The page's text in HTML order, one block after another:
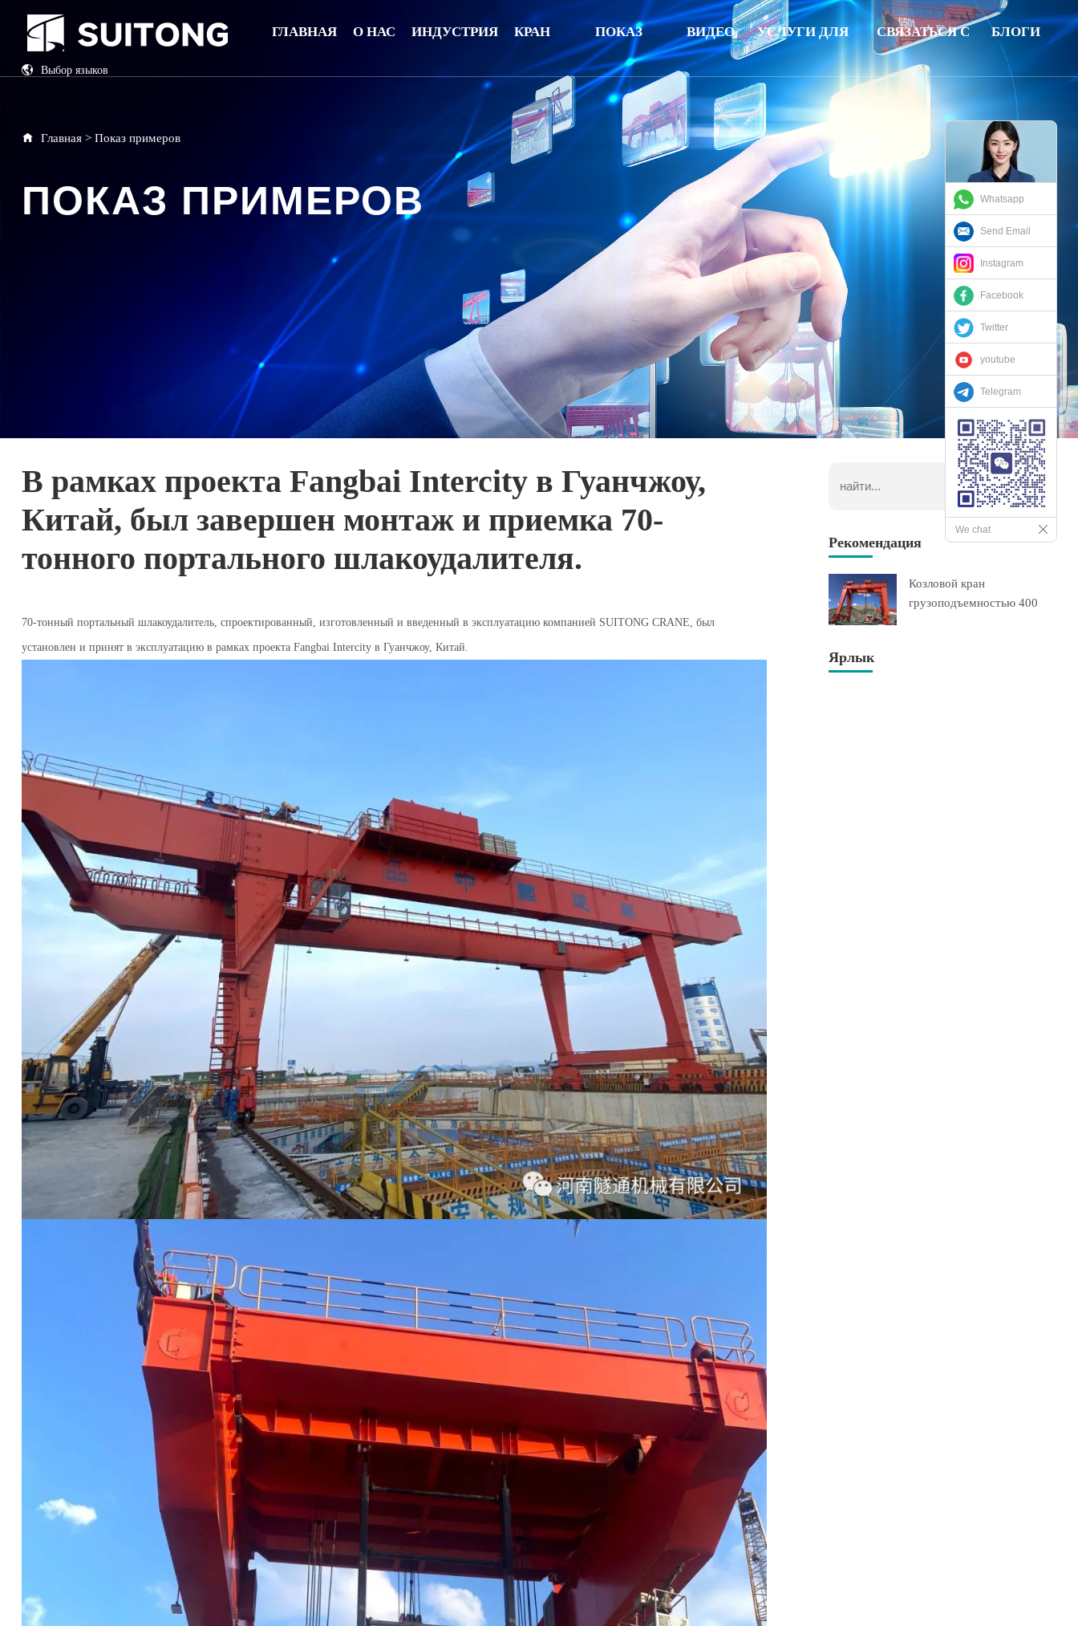
ГЛАВНАЯ О НАС ИНДУСТРИЯ КРАН ПОКАЗ
ПРИМЕРОВ
ВИДЕО УСЛУГИ ДЛЯ
КЛИЕНТОВ
СВЯЗАТЬСЯ С
НАМИ
БЛОГИ
Выбор языков
Главная> Показ примеров
ПОКАЗ ПРИМЕРОВ
В рамках проекта Fangbai Intercity в Гуанчжоу,
Китай, был завершен монтаж и приемка 70-
тонного портального шлакоудалителя.
70-тонный портальный шлакоудалитель, спроектированный, изготовленный и введенный в эксплуатацию компанией SUITONG CRANE, был
установлен и принят в эксплуатацию в рамках проекта Fangbai Intercity в Гуанчжоу, Китай.
Рекомендация
Козловой кран
грузоподъемностью 400
Ярлык
Whatsapp
Send Email
Instagram
Facebook
Twitter
youtube
Telegram
We chat